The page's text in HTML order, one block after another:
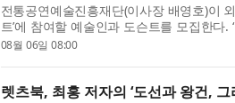
전통공연예술진흥재단(이사장 배영호)이
트’에 참여할 예술인과 도슨트를 모집한다
국인 대상 해설이 있는 국악 공연으로, 조
08월 06일 08:00
렛츠북, 최홍 저자의 ‘도선과 왕건, 그